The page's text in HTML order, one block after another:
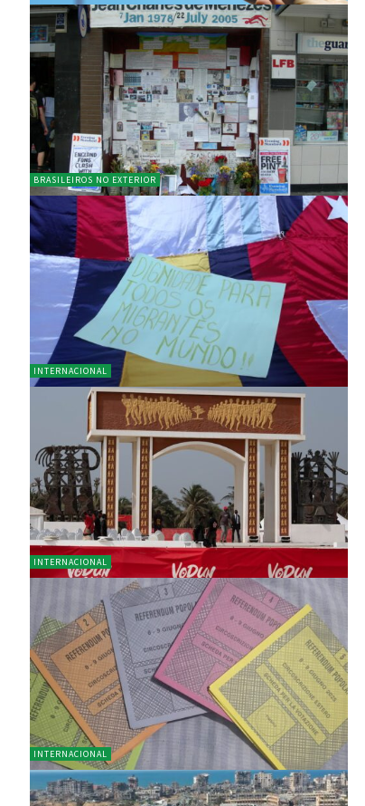
BRASILEIROS NO EXTERIOR
INTERNACIONAL
INTERNACIONAL
INTERNACIONAL